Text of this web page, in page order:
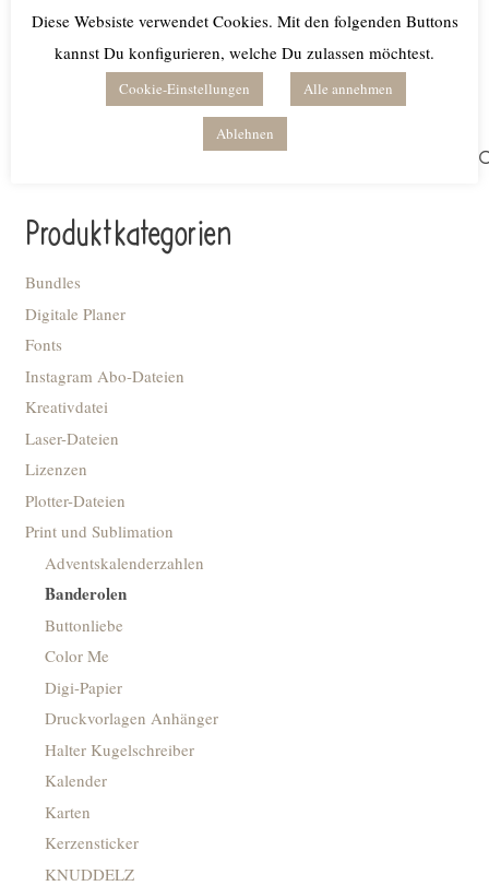
Lieferzeit: keine Lieferzeit (z.B. Download)
Weiterlesen
Produktkategorien
Bundles
Digitale Planer
Fonts
Instagram Abo-Dateien
Kreativdatei
Laser-Dateien
Lizenzen
Plotter-Dateien
Print und Sublimation
Adventskalenderzahlen
Banderolen
Buttonliebe
Color Me
Digi-Papier
Druckvorlagen Anhänger
Halter Kugelschreiber
Kalender
Karten
Kerzensticker
KNUDDELZ
Diese Websiste verwendet Cookies. Mit den folgenden Buttons
kannst Du konfigurieren, welche Du zulassen möchtest.
Cookie-Einstellungen Alle annehmen
Ablehnen